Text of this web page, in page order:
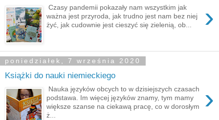
›
Czasy pandemii pokazały nam wszystkim jak
ważna jest przyroda, jak trudno jest nam bez niej
żyć, jak cudownie jest cieszyć się zielenią, ob...
poniedziałek, 7 września 2020
Książki do nauki niemieckiego
›
Nauka języków obcych to w dzisiejszych czasach
podstawa. Im więcej języków znamy, tym mamy
większe szanse na ciekawą pracę, co w dorosłym
ż...